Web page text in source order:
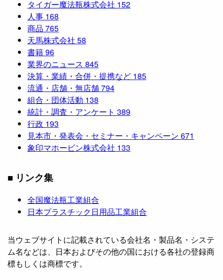
タイガー魔法瓶株式会社 152
人事 168
商品 765
天馬株式会社 58
書籍96
業界のニュース 845
決算・業績・合併・提携など 185
流通・店舗・無店舗794
組合・団体活動 138
統計・調査・アンケート 389
行政 193
見本市・発表会・セミナー・キャンペーン 671
象印マホービン株式会社 133
■ リンク集
全国魔法瓶工業組合
日本プラスチック日用品工業組合
当ウェブサイトに記載されている会社名・製品名・システ
ム名などは、日本およびその他の国における各社の登録商
標もしくは商標です。